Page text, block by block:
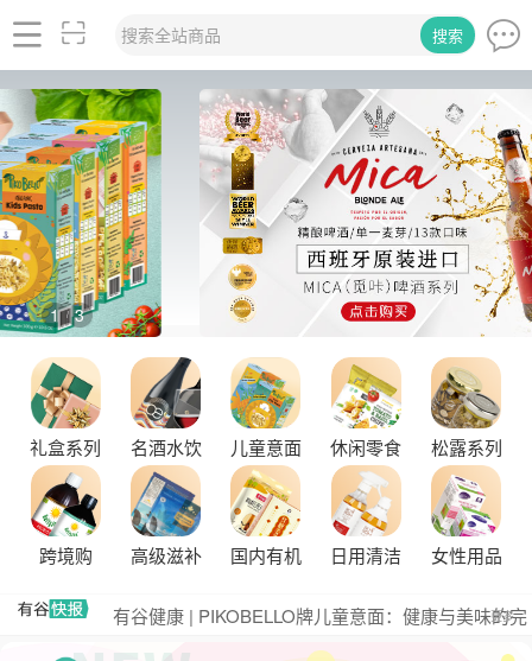
搜索全站商品 搜索
1 / 3
礼盒系列 名酒水饮 儿童意面 休闲零食 松露系列
跨境购 高级滋补 国内有机 日用清洁 女性用品
更多
有谷集团出席“一龄供应链平台战略合作伙伴”签约仪
式，共筑大健康产业有机生态新未来
有谷健康商城 | PIKOBELLO趣味农场儿童意面：德国
探秘塞尔维亚松露的独特魅力
黑松露的热量是多少？